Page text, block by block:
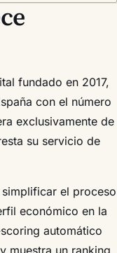
fundado en 2017,
con el número
exclusivamente de
su servicio de
el proceso
económico en la
automático
muestra un ranking